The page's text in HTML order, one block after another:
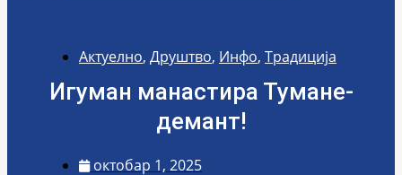
Актуелно, Друштво, Инфо, Традиција
Игуман манастира Тумане-
демант!
октобар 1, 2025